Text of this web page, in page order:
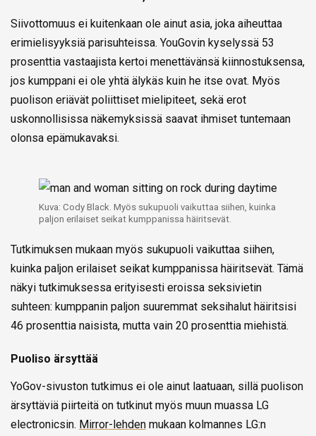
Siivottomuus ei kuitenkaan ole ainut asia, joka aiheuttaa
erimielisyyksiä parisuhteissa. YouGovin kyselyssä 53
prosenttia vastaajista kertoi menettävänsä kiinnostuksensa,
jos kumppani ei ole yhtä älykäs kuin he itse ovat. Myös
puolison eriävät poliittiset mielipiteet, sekä erot
uskonnollisissa näkemyksissä saavat ihmiset tuntemaan
olonsa epämukavaksi.
Kuva: Cody Black. Myös sukupuoli vaikuttaa siihen, kuinka
paljon erilaiset seikat kumppanissa häiritsevät.
Tutkimuksen mukaan myös sukupuoli vaikuttaa siihen,
kuinka paljon erilaiset seikat kumppanissa häiritsevät. Tämä
näkyi tutkimuksessa erityisesti eroissa seksivietin
suhteen: kumppanin paljon suuremmat seksihalut häiritsisi
46 prosenttia naisista, mutta vain 20 prosenttia miehistä.
Puoliso ärsyttää
YoGov-sivuston tutkimus ei ole ainut laatuaan, sillä puolison
ärsyttäviä piirteitä on tutkinut myös muun muassa LG
electronicsin. Mirror-lehden mukaan kolmannes LG:n